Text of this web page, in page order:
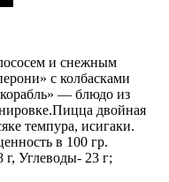
и снежным
с колбасками
— блюдо из
двойная
темпура, исигаки.
в 100 гр.
Углеводы- 23 г;